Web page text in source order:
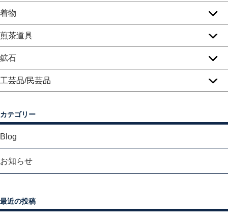
着物
煎茶道具
鉱石
工芸品/民芸品
カテゴリー
Blog
お知らせ
最近の投稿